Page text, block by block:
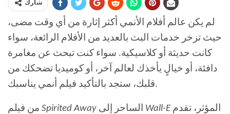
شارك
لم يكن عالم أفلام الأنمي أكثر إثارة من أي وقت مضى،
حيث تزخر خدمات البث بالعديد من الأفلام الرائعة، سواء
كانت حديثة أو كلاسيكية. سواء كنت تبحث عن مغامرة
دافئة، أو خيالٍ يأخذك لعالم آخر، أو كوميديا تضحكك من
قلبك، ستجد بالتأكيد فيلم أنمي يناسبك.
Spirited Away Wall-Eالمؤثر، تقدم